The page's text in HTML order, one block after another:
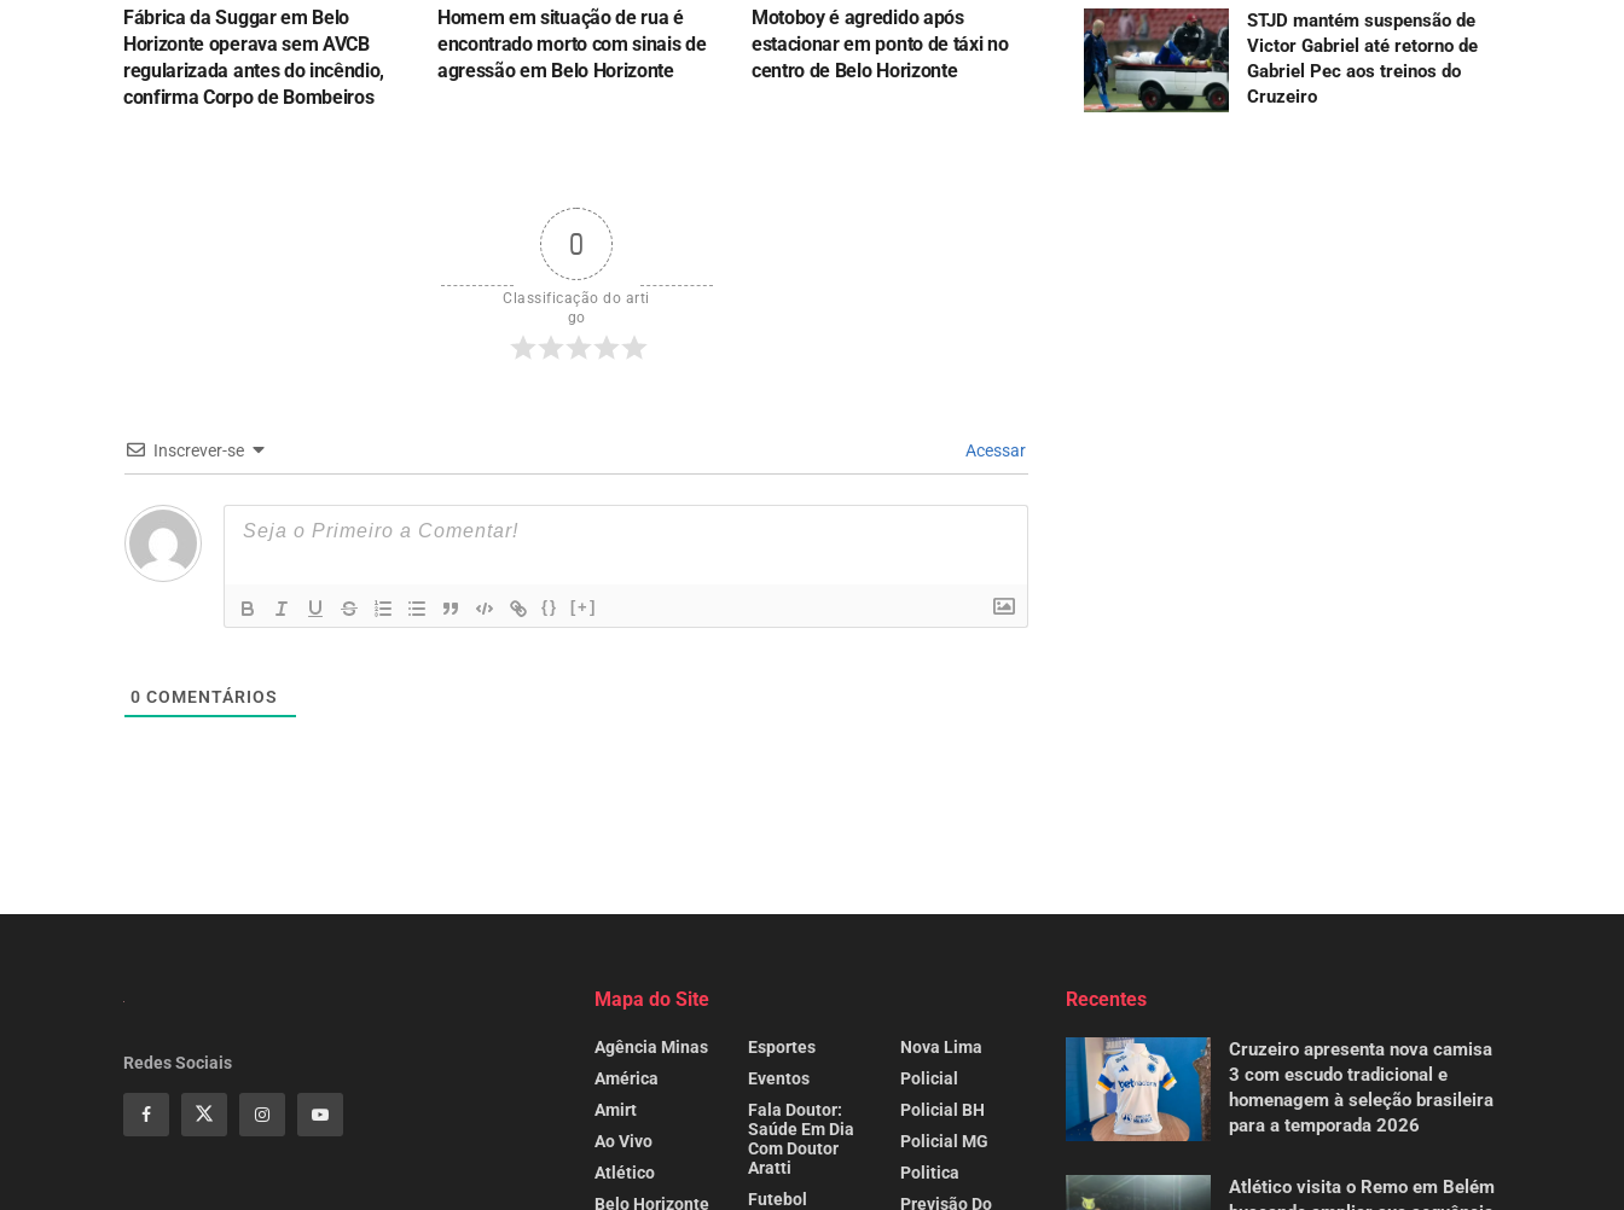
Fábrica da Suggar em Belo
Horizonte operava sem AVCB
regularizada antes do incêndio,
confirma Corpo de Bombeiros
Homem em situação de rua é
encontrado morto com sinais de
agressão em Belo Horizonte
Motoboy é agredido após
estacionar em ponto de táxi no
centro de Belo Horizonte
0
Classificação do arti
go
Inscrever-se Acessar
{} [+]
0 COMENTÁRIOS
STJD mantém suspensão de
Victor Gabriel até retorno de
Gabriel Pec aos treinos do
Cruzeiro
Redes Sociais
Mapa do Site
Agência Minas
América
Amirt
Ao Vivo
Atlético
Belo Horizonte
Esportes
Eventos
Fala Doutor:
Saúde Em Dia
Com Doutor
Aratti
Futebol
Nova Lima
Policial
Policial BH
Policial MG
Politica
Previsão Do
Recentes
Cruzeiro apresenta nova camisa
3 com escudo tradicional e
homenagem à seleção brasileira
para a temporada 2026
Atlético visita o Remo em Belém